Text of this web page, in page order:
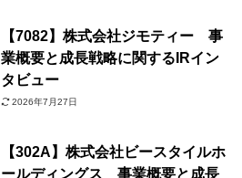
【7082】株式会社ジモティー 事
業概要と成長戦略に関するIRイン
タビュー
2026年7月27日
【302A】株式会社ビースタイルホ
ールディングス 事業概要と成長